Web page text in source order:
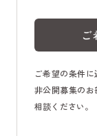
ご希望の条件に
非公開募集の
相談ください。